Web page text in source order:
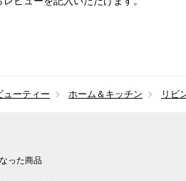
ューティー ホーム＆キッチン リビ
った商品